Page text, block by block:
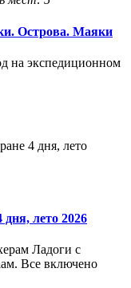
Острова. Маяки
на экспедиционном
лето 2026
Ладоги с
Все включено